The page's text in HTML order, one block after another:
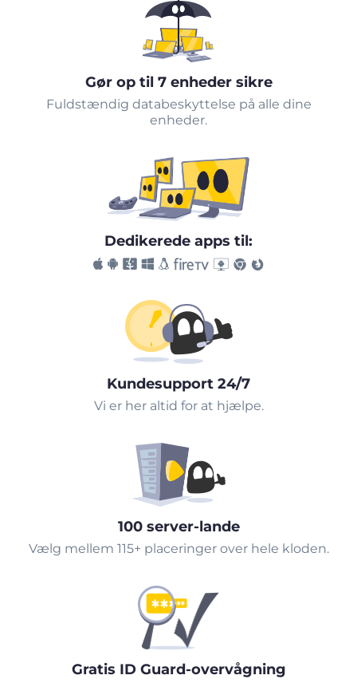
Gør op til 7 enheder sikre
Fuldstændig databeskyttelse på alle dine
enheder.
Dedikerede apps til:
Kundesupport 24/7
Vi er her altid for at hjælpe.
100 server-lande
Vælg mellem 115+ placeringer over hele kloden.
Gratis ID Guard-overvågning